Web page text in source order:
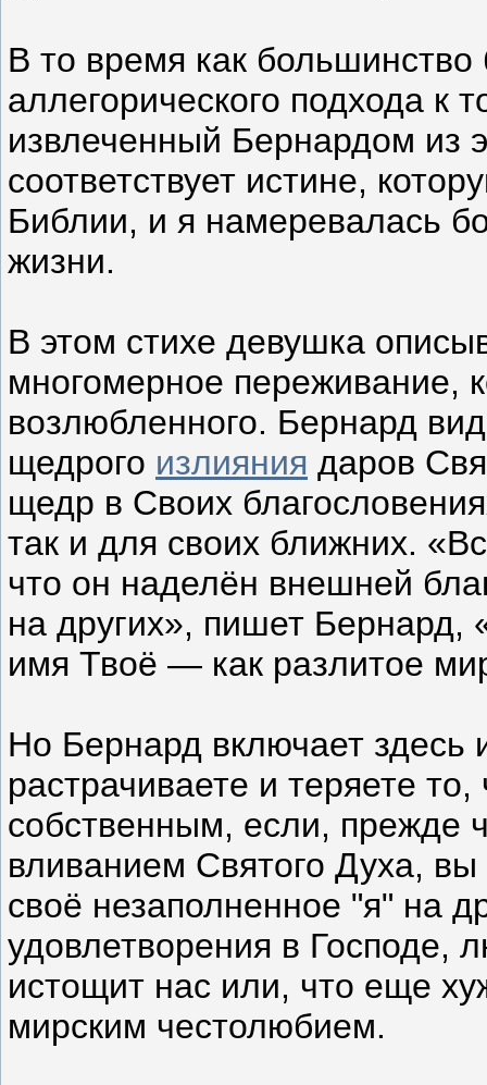
В то время как
аллегорического подхода к
извлеченный Бернардом из
соответствует истине,
Библии, и я намеревалась
жизни.
В этом стихе девушка
многомерное переживание,
возлюбленного. Бернард
щедрого излияния даров
щедр в Своих
так и для своих ближних.
что он наделён внешней
на других», пишет Бернард,
имя Твоё — как разлитое
Но Бернард включает здесь
растрачиваете и теряете
собственным, если, прежде
вливанием Святого Духа,
своё незаполненное "я" на
удовлетворения в Господе,
истощит нас или, что еще
мирским честолюбием.